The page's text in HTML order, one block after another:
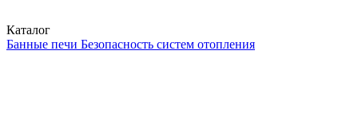
Каталог
Банные печи Безопасность систем отопления